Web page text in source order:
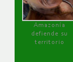
Amazonía
defiende su
territorio